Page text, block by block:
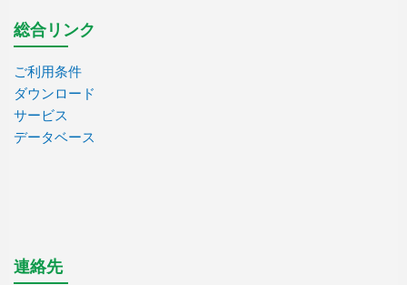
総合リンク
ご利用条件
ダウンロード
サービス
データベース
連絡先